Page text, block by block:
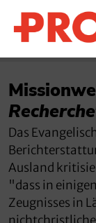
Das
Ausland
"dass in
Zeugnisses in